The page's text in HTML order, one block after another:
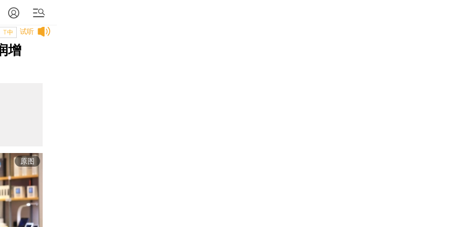
试听
T中
增
原图